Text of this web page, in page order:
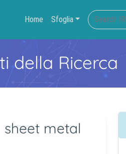
Home Sfoglia
della Ricerca
metal